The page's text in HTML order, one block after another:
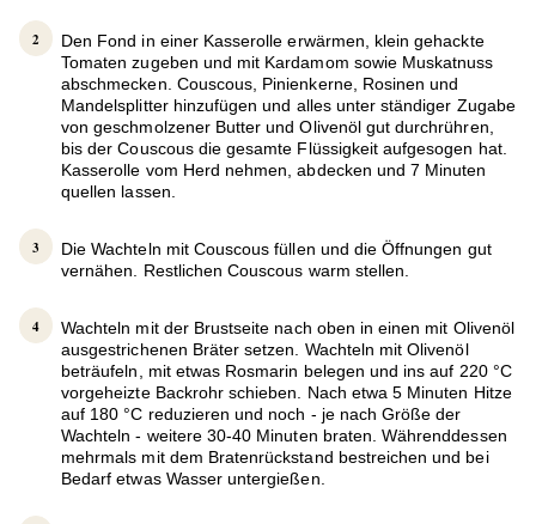
Den Fond in einer Kasserolle erwärmen, klein gehackte
Tomaten zugeben und mit Kardamom sowie Muskatnuss
abschmecken. Couscous, Pinienkerne, Rosinen und
Mandelsplitter hinzufügen und alles unter ständiger Zugabe
von geschmolzener Butter und Olivenöl gut durchrühren,
bis der Couscous die gesamte Flüssigkeit aufgesogen hat.
Kasserolle vom Herd nehmen, abdecken und 7 Minuten
quellen lassen.
Die Wachteln mit Couscous füllen und die Öffnungen gut
vernähen. Restlichen Couscous warm stellen.
Wachteln mit der Brustseite nach oben in einen mit Olivenöl
ausgestrichenen Bräter setzen. Wachteln mit Olivenöl
beträufeln, mit etwas Rosmarin belegen und ins auf 220 °C
vorgeheizte Backrohr schieben. Nach etwa 5 Minuten Hitze
auf 180 °C reduzieren und noch - je nach Größe der
Wachteln - weitere 30-40 Minuten braten. Währenddessen
mehrmals mit dem Bratenrückstand bestreichen und bei
Bedarf etwas Wasser untergießen.